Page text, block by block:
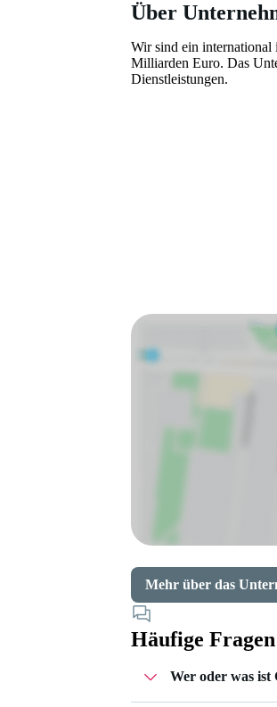
Über
Wir sind ein international
Milliarden Euro. Das
Dienstleistungen.
Mehr über das
Häufige Fragen
Wer oder was ist